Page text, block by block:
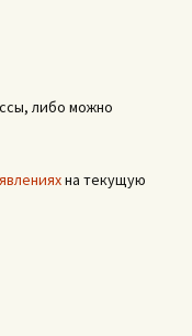
либо можно
на текущую